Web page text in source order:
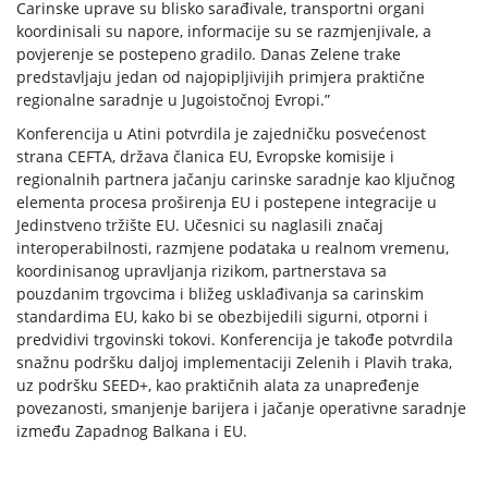
Carinske uprave su blisko sarađivale, transportni organi
koordinisali su napore, informacije su se razmjenjivale, a
povjerenje se postepeno gradilo. Danas Zelene trake
predstavljaju jedan od najopipljivijih primjera praktične
regionalne saradnje u Jugoistočnoj Evropi.”
Konferencija u Atini potvrdila je zajedničku posvećenost
strana CEFTA, država članica EU, Evropske komisije i
regionalnih partnera jačanju carinske saradnje kao ključnog
elementa procesa proširenja EU i postepene integracije u
Jedinstveno tržište EU. Učesnici su naglasili značaj
interoperabilnosti, razmjene podataka u realnom vremenu,
koordinisanog upravljanja rizikom, partnerstava sa
pouzdanim trgovcima i bližeg usklađivanja sa carinskim
standardima EU, kako bi se obezbijedili sigurni, otporni i
predvidivi trgovinski tokovi. Konferencija je takođe potvrdila
snažnu podršku daljoj implementaciji Zelenih i Plavih traka,
uz podršku SEED+, kao praktičnih alata za unapređenje
povezanosti, smanjenje barijera i jačanje operativne saradnje
između Zapadnog Balkana i EU.